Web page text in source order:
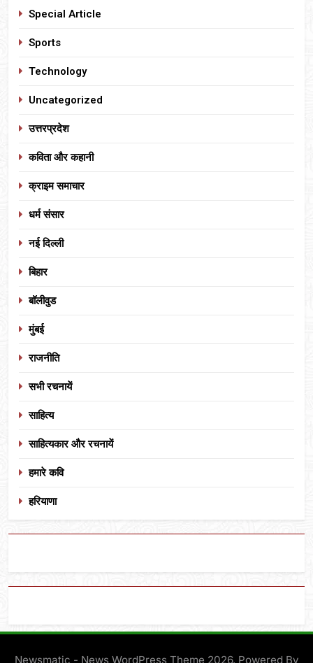
Special Article
Sports
Technology
Uncategorized
उत्तरप्रदेश
कविता और कहानी
क्राइम समाचार
धर्म संसार
नई दिल्ली
बिहार
बॉलीवुड
मुंबई
राजनीति
सभी रचनायें
साहित्य
साहित्यकार और रचनायें
हमारे कवि
हरियाणा
Newsmatic - News WordPress Theme 2026. Powered By